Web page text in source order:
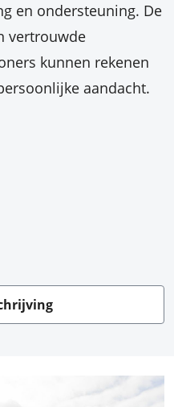
en ondersteuning. De
vertrouwde
kunnen rekenen
aandacht.